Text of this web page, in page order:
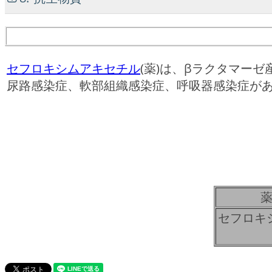
セフロキシムアキセチル(薬)は、βラクタマーゼ
尿路感染症、軟部組織感染症、呼吸器感染症が
セフロキ